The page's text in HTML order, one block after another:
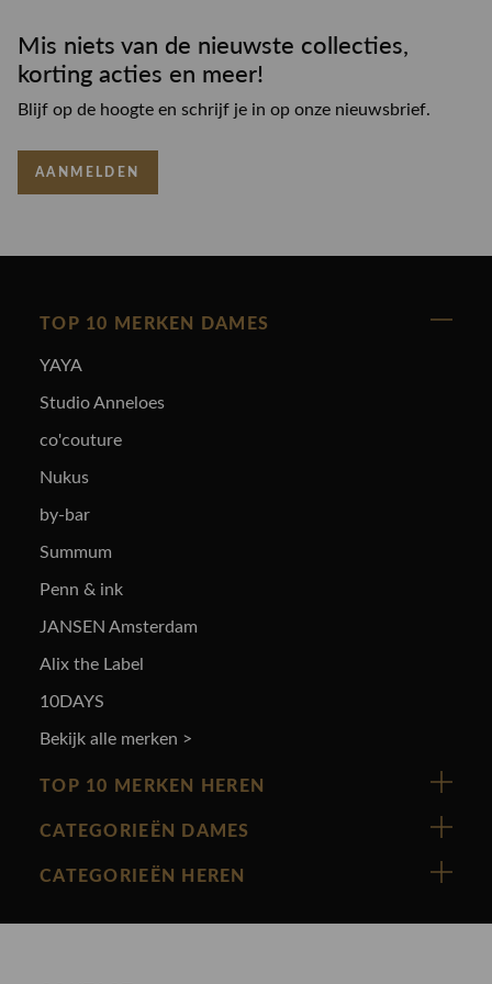
Mis niets van de nieuwste collecties,
korting acties en meer!
Blijf op de hoogte en schrijf je in op onze nieuwsbrief.
AANMELDEN
TOP 10 MERKEN DAMES
YAYA
Studio Anneloes
co'couture
Nukus
by-bar
Summum
Penn & ink
JANSEN Amsterdam
Alix the Label
10DAYS
Bekijk alle merken >
TOP 10 MERKEN HEREN
Vanguard
Cast Iron
CATEGORIEËN DAMES
Nieuw binnen
CATEGORIEËN HEREN